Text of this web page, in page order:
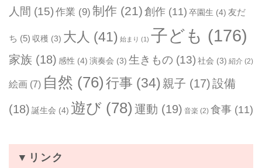
人間 (15) 作業 (9) 制作 (21) 創作 (11) 卒園生 (4) 友だ
ち (5) 収穫 (3) 大人 (41) 始まり (1) 子ども (176)
家族 (18) 感性 (4) 演奏会 (3) 生きもの (13) 社会 (3) 紹介 (2)
絵画 (7) 自然 (76) 行事 (34) 親子 (17)設備
(18) 誕生会 (4) 遊び (78) 運動 (19) 音楽 (2) 食事 (11)
▼リンク